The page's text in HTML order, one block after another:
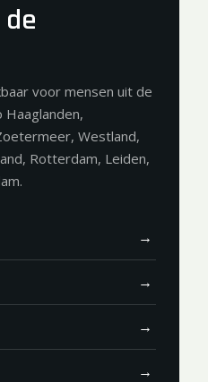
voor mensen uit de
Haaglanden,
Westland,
Rotterdam, Leiden,
→
→
→
→